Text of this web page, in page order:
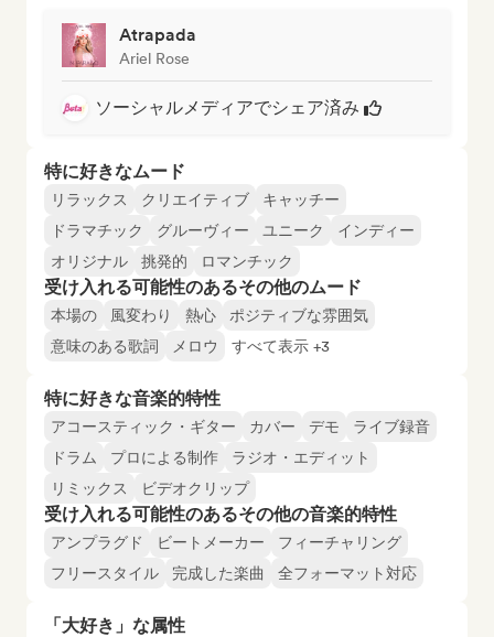
Atrapada
Ariel Rose
ソーシャルメディアでシェア済み
特に好きなムード
リラックス クリエイティブ
キャッチー
ドラマチック
グルーヴィー ユニーク
インディー
オリジナル
挑発的 ロマンチック
受け入れる可能性のあるその他のムード
本場の 風変わり 熱心
ポジティブな雰囲気
意味のある歌詞
メロウ すべて表示 +3
特に好きな音楽的特性
アコースティック・ギター カバー デモ
ライブ録音
ドラム
プロによる制作
ラジオ・エディット
リミックス
ビデオクリップ
受け入れる可能性のあるその他の音楽的特性
アンプラグド ビートメーカー
フィーチャリング
フリースタイル
完成した楽曲 全フォーマット対応
「大好き」な属性